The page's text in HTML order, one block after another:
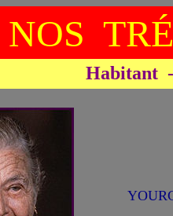
NOS
Habitant -